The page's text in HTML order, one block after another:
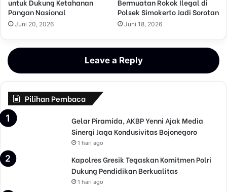
Pangan Nasional
Juni 20, 2026
Polsek Simokerto Jadi Sorotan
Juni 18, 2026
Leave a Reply
Pilihan Pembaca
Gelar Piramida, AKBP Yenni Ajak Media
Sinergi Jaga Kondusivitas Bojonegoro
1 hari ago
Kapolres Gresik Tegaskan Komitmen Polri
Dukung Pendidikan Berkualitas
1 hari ago